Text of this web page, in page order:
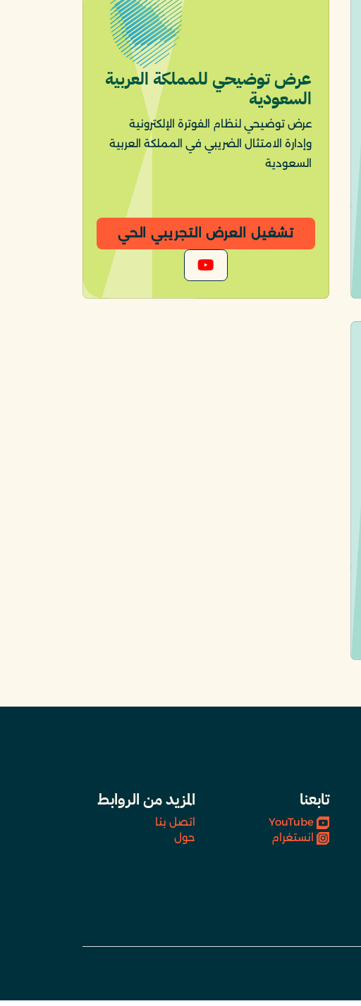
عرض توضيحي للمملكة العربية
السعودية
عرض توضيحي لنظام الفوترة الإلكترونية
وإدارة الامتثال الضريبي في المملكة العربية
السعودية
تشغيل العرض التجريبي الحي
تابعنا
YouTube
انستغرام
المزيد من الروابط
اتصل بنا
حول